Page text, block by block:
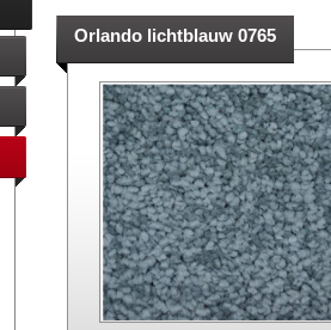
Orlando lichtblauw 0765